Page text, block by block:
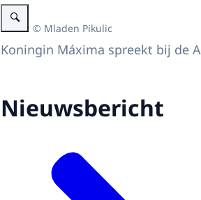
Vergroot afbeelding Koningin Máxima woont de
Beeld: © Mladen Pikulic
Koningin Máxima spreekt bij de
Nieuwsbericht